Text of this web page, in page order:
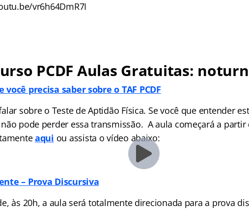
vr6h64DmR7I
PCDF Aulas Gratuitas:
você precisa saber sobre o TAF PCDF
sobre o Teste de Aptidão Física. Se você que entender
pode perder essa transmissão. A aula começará a partir
aqui ou assista o vídeo abaixo:
– Prova Discursiva
às 20h, a aula será totalmente direcionada para a prova